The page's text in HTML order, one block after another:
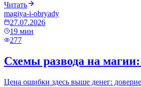
Читать
magiya-i-obryady
27.07.2026
19 мин
277
Схемы развода на
Цена ошибки здесь выше денег: